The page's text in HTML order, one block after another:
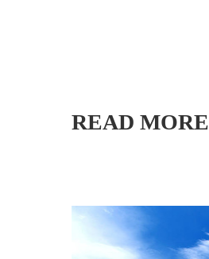
READ MORE